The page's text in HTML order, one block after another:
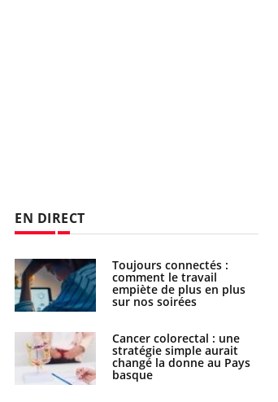
EN DIRECT
Toujours connectés :
comment le travail
empiète de plus en plus
sur nos soirées
Cancer colorectal : une
stratégie simple aurait
changé la donne au Pays
basque